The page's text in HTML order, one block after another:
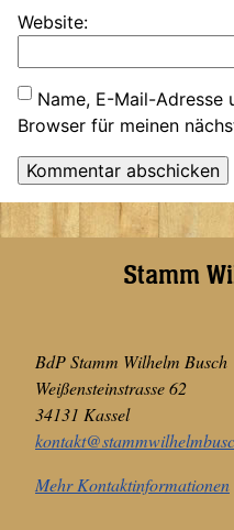
Website
Name, E-Mail-Adresse
Browser für meinen
Stamm
BdP Stamm Wilhelm Busch
Weißensteinstrasse 62
34131 Kassel
Mehr Kontaktinformationen